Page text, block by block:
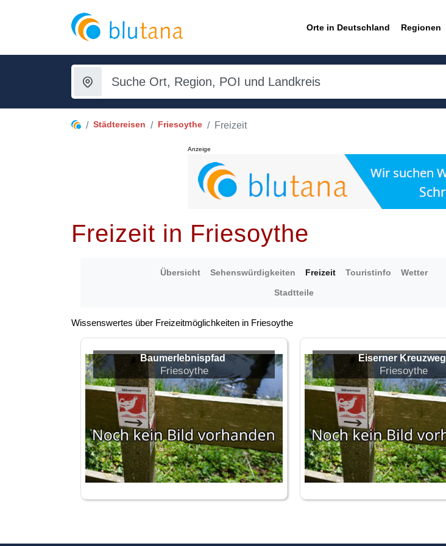
Orte in Deutschland Regionen
Städtereisen Friesoythe Freizeit
Anzeige
Freizeit in Friesoythe
Übersicht Sehenswürdigkeiten Freizeit Touristinfo Wetter
Stadtteile
Wissenswertes über Freizeitmöglichkeiten in Friesoythe
Baumerlebnispfad
Friesoythe
Eiserner Kreuzweg
Friesoythe